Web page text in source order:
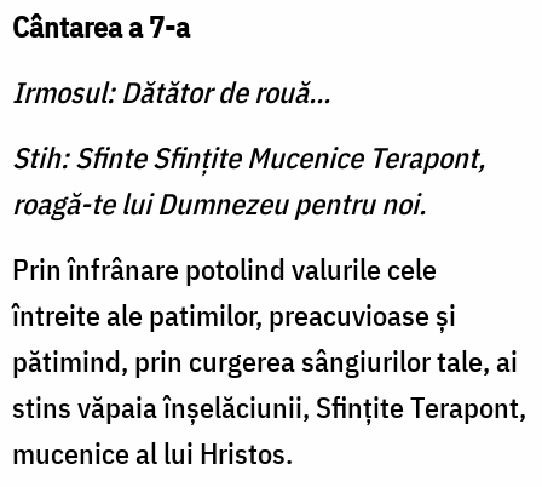
Cântarea a 7-a
Irmosul: Dătător de rouă...
Stih: Sfinte Sfinţite Mucenice Terapont,
roagă-te lui Dumnezeu pentru noi.
Prin înfrânare potolind valurile cele
întreite ale patimilor, preacuvioase şi
pătimind, prin curgerea sângiurilor tale, ai
stins văpaia înşelăciunii, Sfinţite Terapont,
mucenice al lui Hristos.